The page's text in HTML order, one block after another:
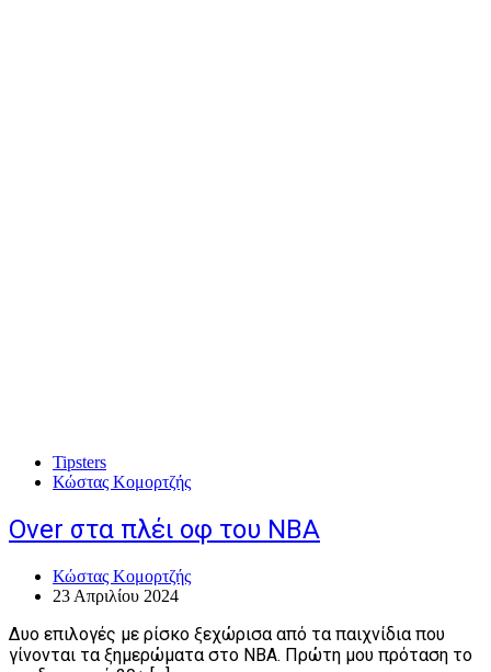
Tipsters
Κώστας Κομορτζής
Over στα πλέι οφ του ΝΒΑ
Κώστας Κομορτζής
23 Απριλίου 2024
Δυο επιλογές με ρίσκο ξεχώρισα από τα παιχνίδια που
γίνονται τα ξημερώματα στο NBA. Πρώτη μου πρόταση το